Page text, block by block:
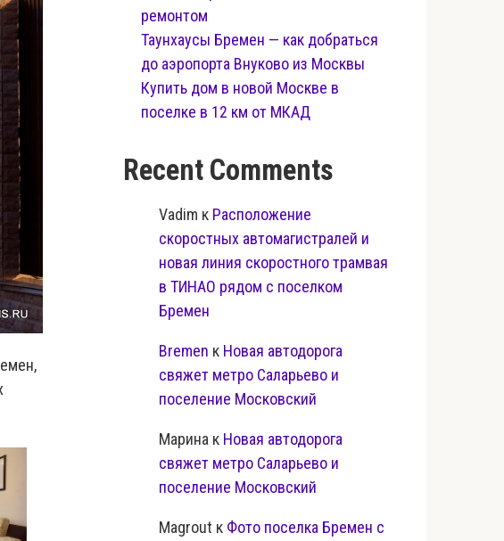
ремонтом
Таунхаусы Бремен — как добраться
до аэропорта Внуково из Москвы
Купить дом в новой Москве в
поселке в 12 км от МКАД
Recent Comments
Vadim к Расположение
скоростных автомагистралей и
новая линия скоростного трамвая
в ТИНАО рядом с поселком
Бремен
Bremen к Новая автодорога
свяжет метро Саларьево и
поселение Московский
Марина к Новая автодорога
свяжет метро Саларьево и
поселение Московский
Magrout к Фото поселка Бремен с